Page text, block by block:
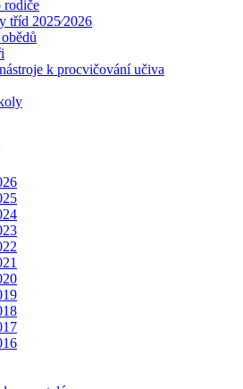
rodiče
tříd 2025⁄2026
k procvičování učiva